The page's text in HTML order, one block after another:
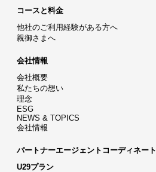
コースと料金
他社のご利用経験がある方へ
親御さまへ
会社情報
会社概要
私たちの想い
理念
ESG
NEWS & TOPICS
会社情報
パートナーエージェントコーディネート
U29プラン